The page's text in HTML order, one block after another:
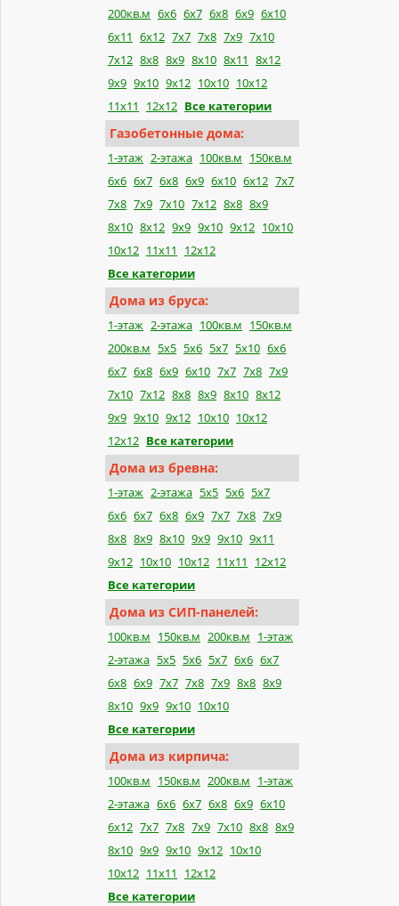
200кв.м 6х6 6х7 6х8 6х9 6х10
6х11 6х12 7х7 7х8 7х9 7х10
7х12 8х8 8х9 8х10 8х11 8х12
9х9 9х10 9х12 10х10 10х12
11х11
12х12 Все категории
Газобетонные дома:
1-этаж 2-этажа 100кв.м 150кв.м
6x6 6x7 6x8 6x9 6x10 6x12 7x7
7x8 7x9 7x10 7x12 8x8 8x9
8x10 8x12 9x9 9x10 9x12 10x10
10x12 11x11
12x12
Все категории
Дома из бруса:
1-этаж 2-этажа 100кв.м 150кв.м
200кв.м 5x5 5x6 5x7 5x10 6x6
6x7 6x8 6x9 6x10 7x7 7x8 7x9
7x10 7x12 8x8 8x9 8x10 8x12
9x9 9x10 9x12 10x10 10x12
12x12 Все категории
Дома из бревна:
1-этаж 2-этажа 5x5 5x6 5x7
6x6 6x7 6x8 6x9 7x7 7x8 7x9
8x8 8x9 8x10 9x9 9x10 9x11
9x12 10x10 10x12 11x11
12x12
Все категории
Дома из СИП-панелей:
100кв.м 150кв.м 200кв.м 1-этаж
2-этажа 5x5 5x6 5x7 6x6 6x7
6x8 6x9 7x7 7x8 7x9 8x8 8x9
8x10 9x9 9x10 10x10
Все категории
Дома из кирпича:
100кв.м 150кв.м 200кв.м 1-этаж
2-этажа 6x6 6x7 6x8 6x9 6x10
6x12 7x7 7x8 7x9 7x10 8x8 8x9
8x10 9x9 9x10 9x12 10x10
10x12 11x11
12x12
Все категории